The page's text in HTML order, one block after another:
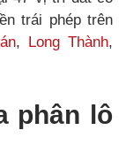
trái phép trên
, Long Thành,
phân lô